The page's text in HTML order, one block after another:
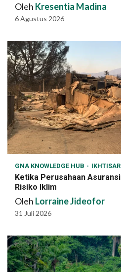
Oleh Kresentia Madina
6 Agustus 2026
GNA KNOWLEDGE HUB IKHTISAR
Ketika Perusahaan
Risiko Iklim
Oleh Lorraine Jideofor
31 Juli 2026